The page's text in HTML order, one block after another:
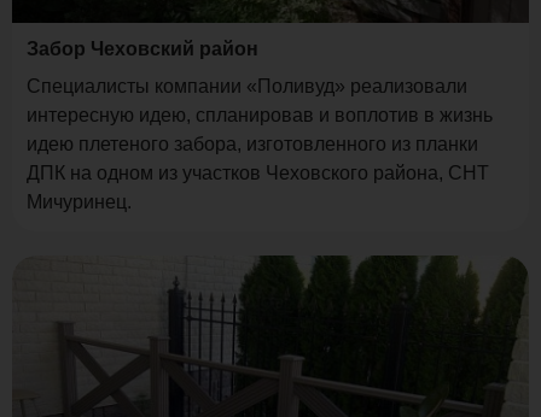
Забор Чеховский район
Специалисты компании «Поливуд» реализовали
интересную идею, спланировав и воплотив в жизнь
идею плетеного забора, изготовленного из планки
ДПК на одном из участков Чеховского района, СНТ
Мичуринец.